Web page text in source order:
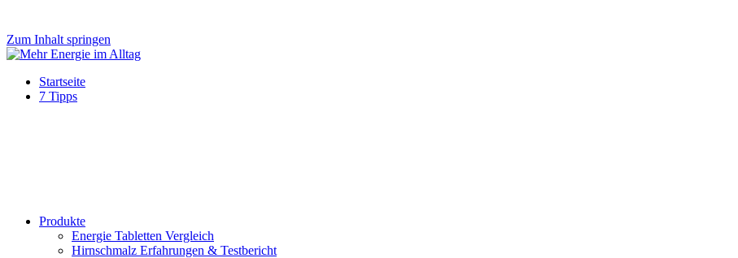
Zum Inhalt springen
Mehr
Energie
Einfach
mehr
Startseite
7 Tipps
Produkte
Energie Tabletten Vergleich
Hirnschmalz Erfahrungen & Testbericht